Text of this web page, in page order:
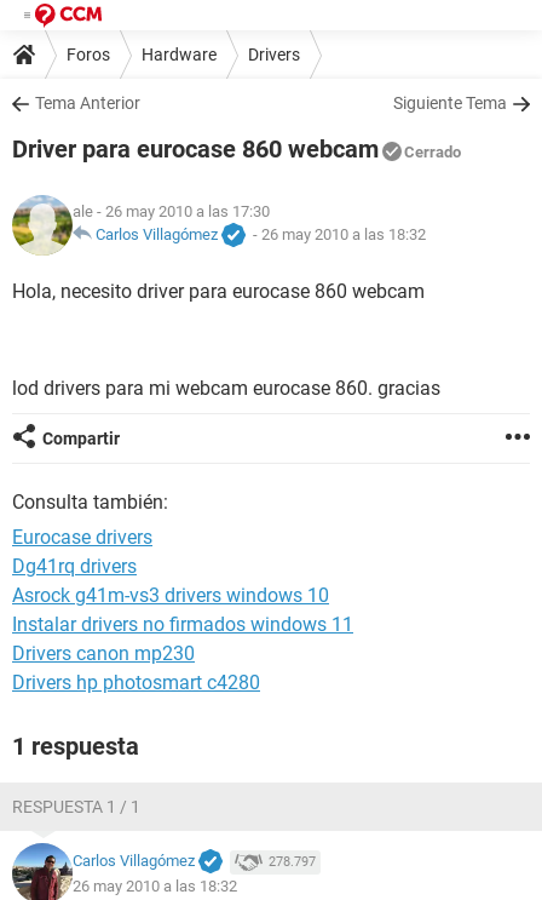
Foros Hardware Drivers
Tema Anterior Siguiente Tema
Driver para eurocase 860 webcam Cerrado
ale - 26 may 2010 a las 17:30
Carlos Villagómez
- 26 may 2010 a las 18:32
Hola, necesito driver para eurocase 860 webcam
lod drivers para mi webcam eurocase 860. gracias
Compartir
Consulta también:
Eurocase drivers
Dg41rq drivers
Asrock g41m-vs3 drivers windows 10
Instalar drivers no firmados windows 11
Drivers canon mp230
Drivers hp photosmart c4280
1 respuesta
RESPUESTA 1 / 1
Carlos Villagómez 278.797
26 may 2010 a las 18:32